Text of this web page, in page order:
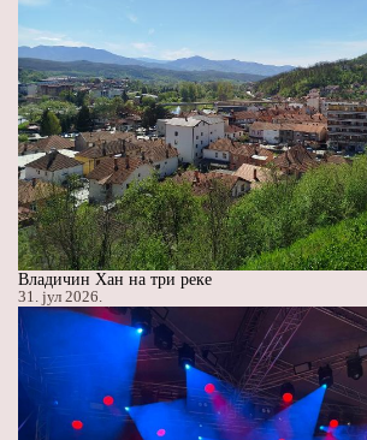
Владичин Хан на три реке
31. јул 2026.